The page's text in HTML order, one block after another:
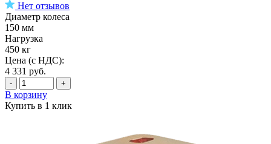
Нет отзывов
Диаметр колеса
150 мм
Нагрузка
450 кг
Цена (с НДС):
4 331 руб.
- +
В корзину
Купить в 1 клик